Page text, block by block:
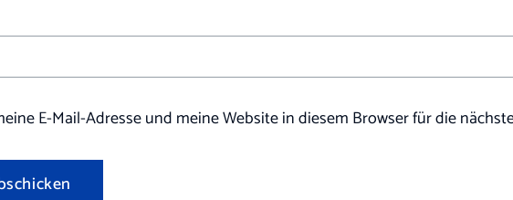
E-Mail-Adresse und meine Website in diesem Browser für die